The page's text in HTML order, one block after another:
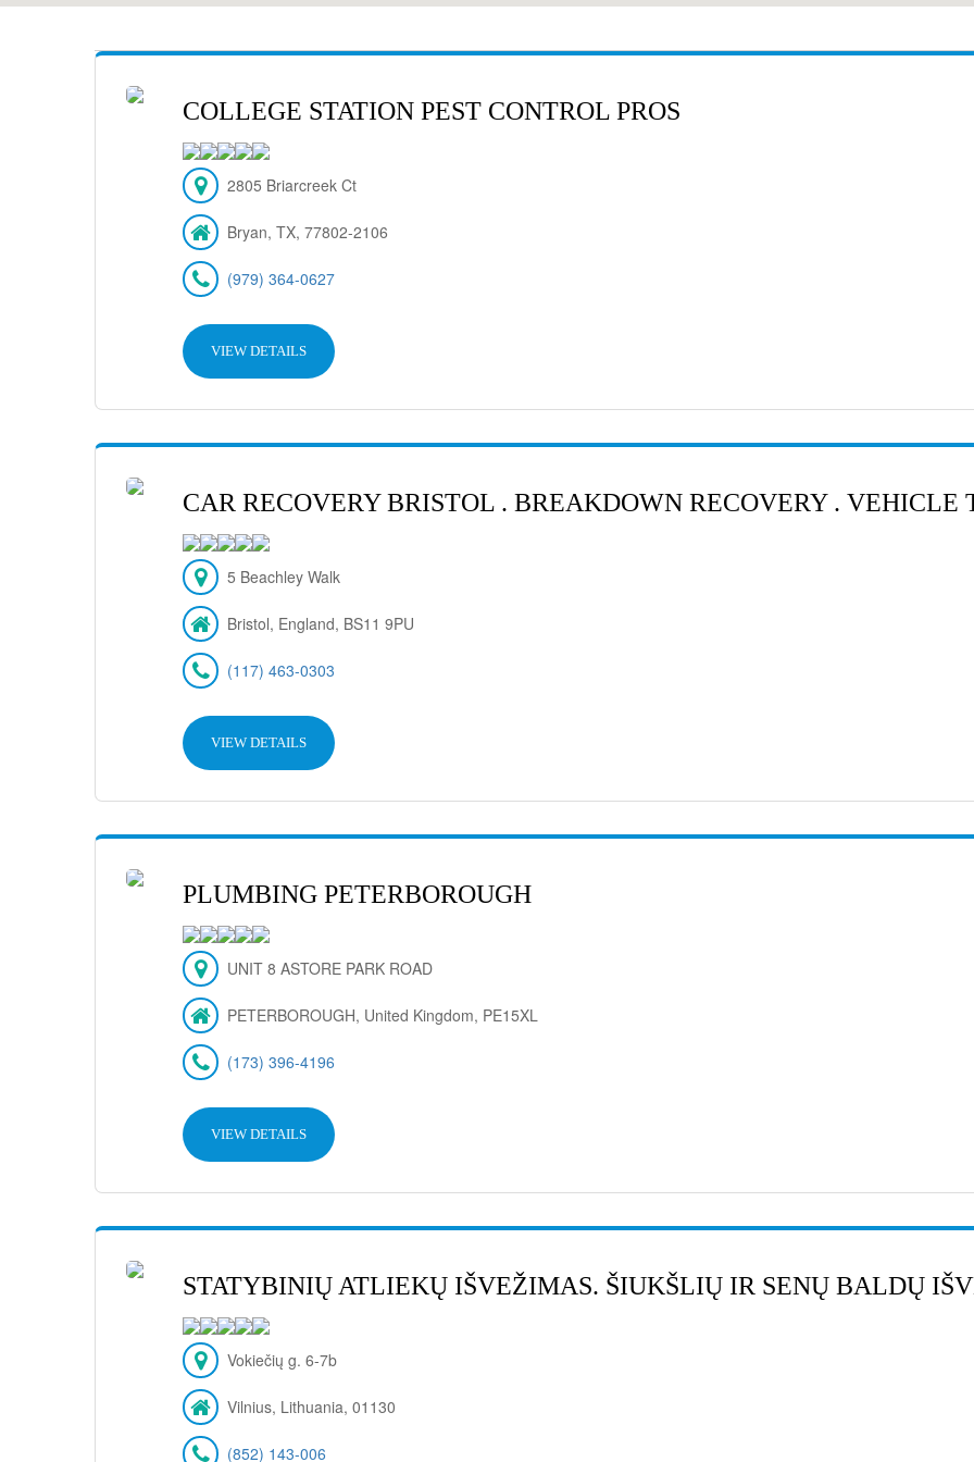
COLLEGE STATION PEST CONTROL PROS
2805 Briarcreek Ct
Bryan, TX, 77802-2106
(979) 364-0627
VIEW DETAILS
CAR RECOVERY BRISTOL . BREAKDOWN RECOVERY . VEHICLE
5 Beachley Walk
Bristol, England, BS11 9PU
(117) 463-0303
VIEW DETAILS
PLUMBING PETERBOROUGH
UNIT 8 ASTORE PARK ROAD
PETERBOROUGH, United Kingdom, PE15XL
(173) 396-4196
VIEW DETAILS
STATYBINIŲ ATLIEKŲ IŠVEŽIMAS. ŠIUKŠLIŲ IR SENŲ BALDŲ
Vokiečių g. 6-7b
Vilnius, Lithuania, 01130
(852) 143-006